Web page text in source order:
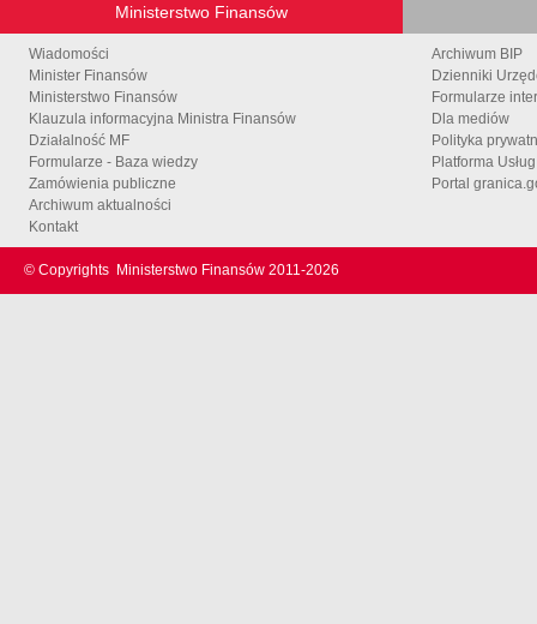
Ministerstwo Finansów
Wiadomości
Minister Finansów
Ministerstwo Finansów
Klauzula informacyjna Ministra Finansów
Działalność MF
Formularze - Baza wiedzy
Zamówienia publiczne
Archiwum aktualności
Kontakt
Archiwum BIP
Dzienniki
Formularze
Dla mediów
Polityka
Platforma
Portal
© Copyrights Ministerstwo Finansów 2011-2026